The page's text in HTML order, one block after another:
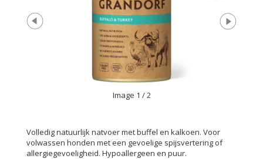
Image 1 / 2
Volledig natuurlijk natvoer met buffel en kalkoen. Voor
volwassen honden met een gevoelige spijsvertering of
allergiegevoeligheid. Hypoallergeen en puur.